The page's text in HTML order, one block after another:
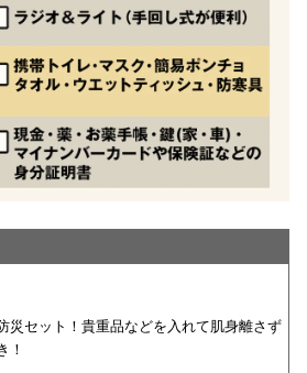
災セット！貴重品などを入れて肌身離さず
！